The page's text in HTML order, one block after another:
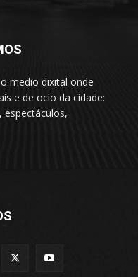
medio dixital onde
e de ocio da cidade:
espectáculos,